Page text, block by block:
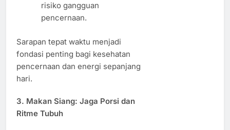
risiko gangguan
pencernaan.
Sarapan tepat waktu menjadi
fondasi penting bagi kesehatan
pencernaan dan energi sepanjang
hari.
3. Makan Siang: Jaga Porsi dan
Ritme Tubuh